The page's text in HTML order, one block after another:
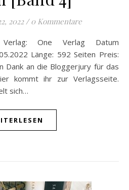
2022 / 0 Kommentare
Länge: 592 Seiten Preis:
Dank an die Bloggerjury für das
kommt ihr zur Verlagsseite.
sich…